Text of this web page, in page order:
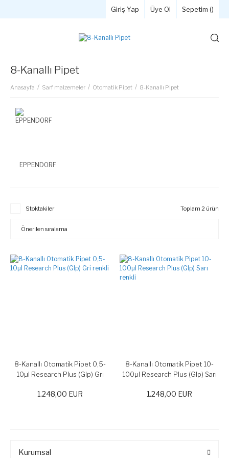
Giriş Yap Üye Ol Sepetim ()
8-Kanallı Pipet
Anasayfa Sarf malzemeler Otomatik Pipet 8-Kanallı Pipet
EPPENDORF
Stoktakiler Toplam 2 ürün
8-Kanallı Otomatik Pipet 0,5-
10µl Research Plus (Glp) Gri
1.248,00 EUR
8-Kanallı Otomatik Pipet 10-
100µl Research Plus (Glp) Sarı
1.248,00 EUR
Kurumsal